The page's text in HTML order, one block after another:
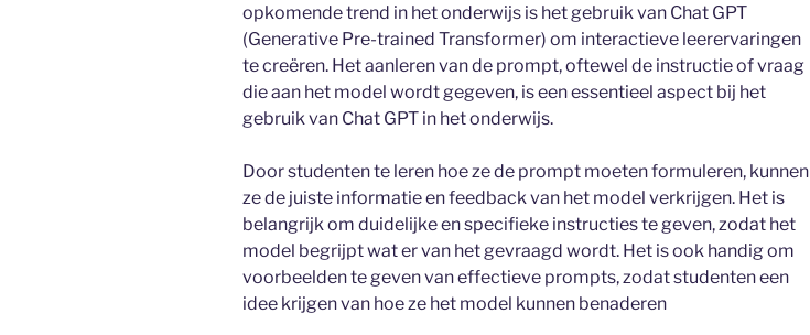
opkomende trend in het onderwijs is het gebruik van Chat GPT
(Generative Pre-trained Transformer) om interactieve leerervaringen
te creëren. Het aanleren van de prompt, oftewel de instructie of vraag
die aan het model wordt gegeven, is een essentieel aspect bij het
gebruik van Chat GPT in het onderwijs.
Door studenten te leren hoe ze de prompt moeten formuleren, kunnen
ze de juiste informatie en feedback van het model verkrijgen. Het is
belangrijk om duidelijke en specifieke instructies te geven, zodat het
model begrijpt wat er van het gevraagd wordt. Het is ook handig om
voorbeelden te geven van effectieve prompts, zodat studenten een
idee krijgen van hoe ze het model kunnen benaderen